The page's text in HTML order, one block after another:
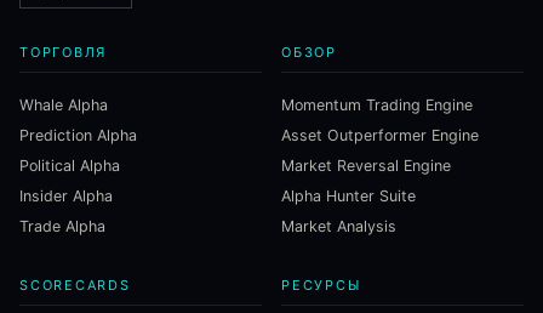
ТОРГОВЛЯ
Whale Alpha
Prediction Alpha
Political Alpha
Insider Alpha
Trade Alpha
ОБЗОР
Momentum Trading Engine
Asset Outperformer Engine
Market Reversal Engine
Alpha Hunter Suite
Market Analysis
SCORECARDS РЕСУРСЫ